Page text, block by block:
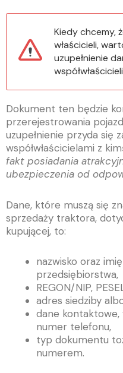
Kiedy chcemy,
właścicieli,
uzupełnienie
Dokument ten będzie
przerejestrowania
uzupełnienie przyda się
współwłaścicielami z
fakt posiadania
ubezpieczenia od
Dane, które muszą się
sprzedaży traktora,
kupującej, to:
nazwisko oraz
przedsiębiorstwa,
REGON/NIP,
adres siedziby
dane
numer telefonu,
typ dokumentu
numerem.